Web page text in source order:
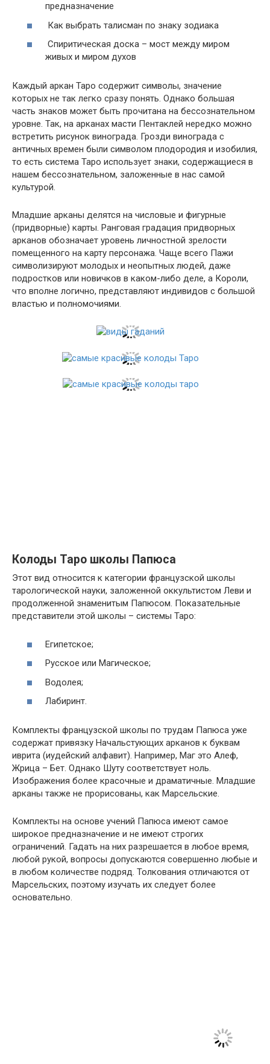
предназначение
Как выбрать талисман по знаку зодиака
Спиритическая доска – мост между миром
живых и миром духов
Каждый аркан Таро содержит символы, значение
которых не так легко сразу понять. Однако большая
часть знаков может быть прочитана на бессознательном
уровне. Так, на арканах масти Пентаклей нередко можно
встретить рисунок винограда. Грозди винограда с
античных времен были символом плодородия и изобилия,
то есть система Таро использует знаки, содержащиеся в
нашем бессознательном, заложенные в нас самой
культурой.
Младшие арканы делятся на числовые и фигурные
(придворные) карты. Ранговая градация придворных
арканов обозначает уровень личностной зрелости
помещенного на карту персонажа. Чаще всего Пажи
символизируют молодых и неопытных людей, даже
подростков или новичков в каком-либо деле, а Короли,
что вполне логично, представляют индивидов с большой
властью и полномочиями.
Колоды Таро школы Папюса
Этот вид относится к категории французской школы
тарологической науки, заложенной оккультистом Леви и
продолженной знаменитым Папюсом. Показательные
представители этой школы – системы Таро:
Египетское;
Русское или Магическое;
Водолея;
Лабиринт.
Комплекты французской школы по трудам Папюса уже
содержат привязку Начальстующих арканов к буквам
иврита (иудейский алфавит). Например, Маг это Алеф,
Жрица – Бет. Однако Шуту соответствует ноль.
Изображения более красочные и драматичные. Младшие
арканы также не прорисованы, как Марсельские.
Комплекты на основе учений Папюса имеют самое
широкое предназначение и не имеют строгих
ограничений. Гадать на них разрешается в любое время,
любой рукой, вопросы допускаются совершенно любые и
в любом количестве подряд. Толкования отличаются от
Марсельских, поэтому изучать их следует более
основательно.